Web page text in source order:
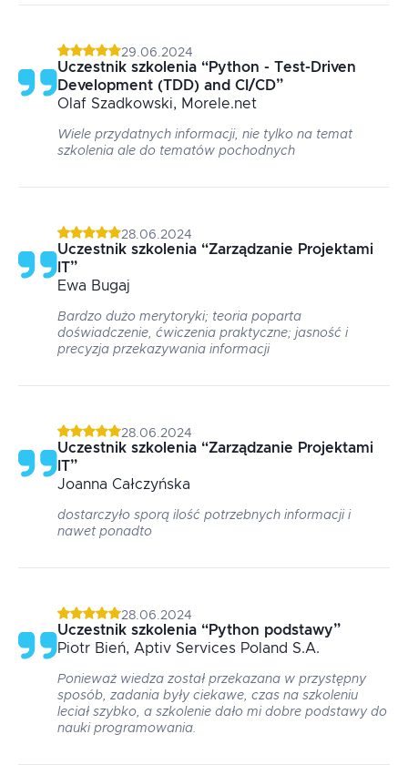
29.06.2024
Uczestnik szkolenia “Python - Test-Driven
Development (TDD) and CI/CD”
Olaf Szadkowski, Morele.net
Wiele przydatnych informacji, nie tylko na temat
szkolenia ale do tematów pochodnych
28.06.2024
Uczestnik szkolenia “Zarządzanie Projektami
IT”
Ewa Bugaj
Bardzo dużo merytoryki; teoria poparta
doświadczenie, ćwiczenia praktyczne; jasność i
precyzja przekazywania informacji
28.06.2024
Uczestnik szkolenia “Zarządzanie Projektami
IT”
Joanna Całczyńska
dostarczyło sporą ilość potrzebnych informacji i
nawet ponadto
28.06.2024
Uczestnik szkolenia “Python podstawy”
Piotr Bień, Aptiv Services Poland S.A.
Ponieważ wiedza został przekazana w przystępny
sposób, zadania były ciekawe, czas na szkoleniu
leciał szybko, a szkolenie dało mi dobre podstawy do
nauki programowania.